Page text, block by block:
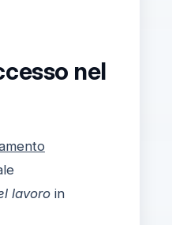
nel
lavoroin